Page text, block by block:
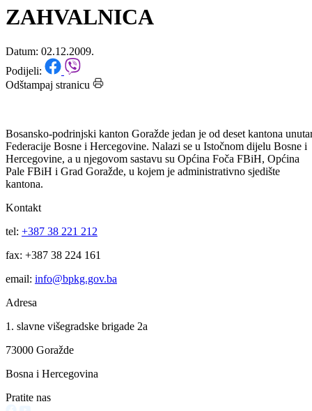
Početna / Izdvajamo
ZAHVALNICA
Datum: 02.12.2009.